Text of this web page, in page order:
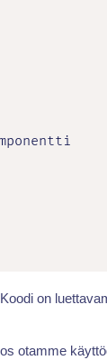
on
otamme